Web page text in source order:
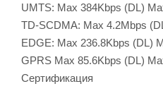
UMTS: Max 384Kbps (DL)
TD-SCDMA: Max 4.2Mbps
EDGE: Max 236.8Kbps (DL)
GPRS Max 85.6Kbps (DL)
Сертификация